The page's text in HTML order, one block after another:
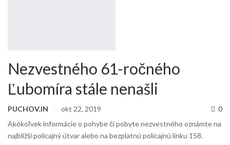
Nezvestného 61-ročného
Ľubomíra stále nenašli
PUCHOV.IN okt 22, 2019
0
Akékoľvek informácie o pohybe či pobyte nezvestného oznámte na
najbližší policajný útvar alebo na bezplatnú policajnú linku 158.